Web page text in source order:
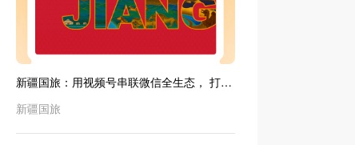
新疆国旅：用视频号串联微信全生态， 打造
新疆国旅